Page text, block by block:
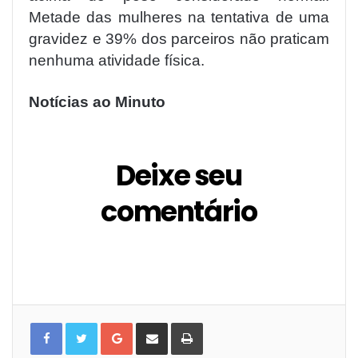
Metade das mulheres na tentativa de uma
gravidez e 39% dos parceiros não praticam
nenhuma atividade física.
Notícias ao Minuto
Deixe seu
comentário
G C